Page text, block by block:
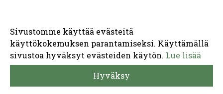
Sivustomme käyttää evästeitä
käyttökokemuksen parantamiseksi. Käyttämällä
sivustoa hyväksyt evästeiden käytön. Lue lisää
Hyväksy